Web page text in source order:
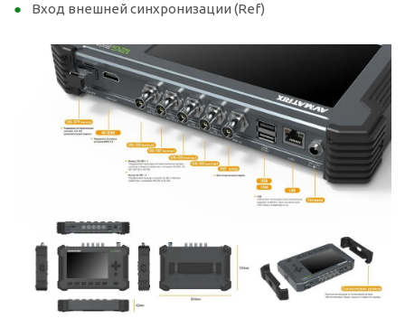
Вход внешней синхронизации (Ref)